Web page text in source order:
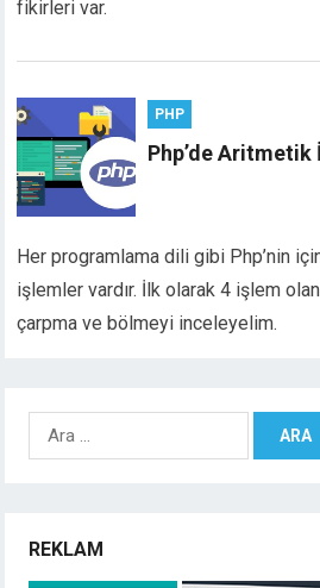
fikirleri var.
PHP
Php’de Aritmetik
Her programlama dili gibi Php’nin
işlemler vardır. İlk olarak 4 işlem
çarpma ve bölmeyi inceleyelim.
Arama:
REKLAM